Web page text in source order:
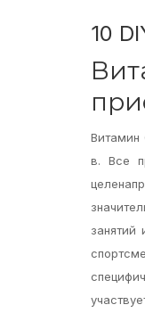
10
Витамин
в. Все
занятий